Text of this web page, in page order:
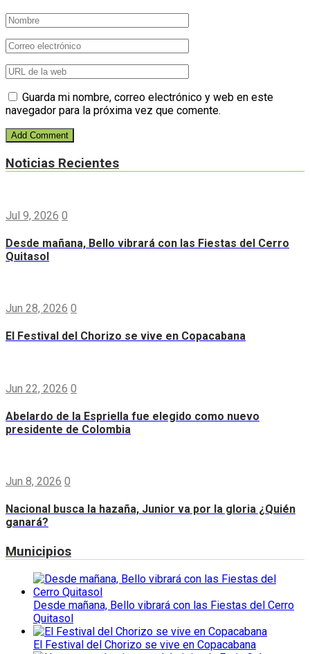
Guarda mi nombre, correo electrónico y web en este
navegador para la próxima vez que comente.
Noticias Recientes
Jul 9, 2026 0
Desde mañana, Bello vibrará con las Fiestas del Cerro
Quitasol
Jun 28, 2026 0
El Festival del Chorizo se vive en Copacabana
Jun 22, 2026 0
Abelardo de la Espriella fue elegido como nuevo
presidente de Colombia
Jun 8, 2026 0
Nacional busca la hazaña, Junior va por la gloria ¿Quién
ganará?
Municipios
Desde mañana, Bello vibrará con las Fiestas del Cerro
Quitasol
El Festival del Chorizo se vive en Copacabana